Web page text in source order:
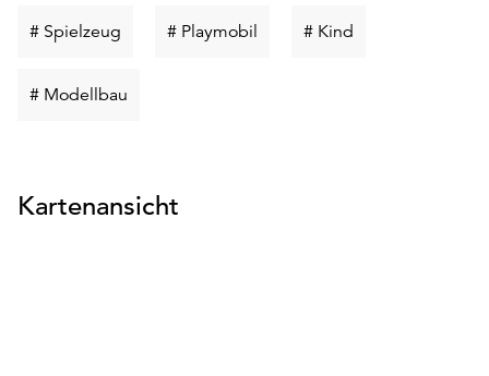
# Spielzeug Schlüsselwort
# Playmobil Schlüsselwort
# Kind
# Modellbau
Kartenansicht